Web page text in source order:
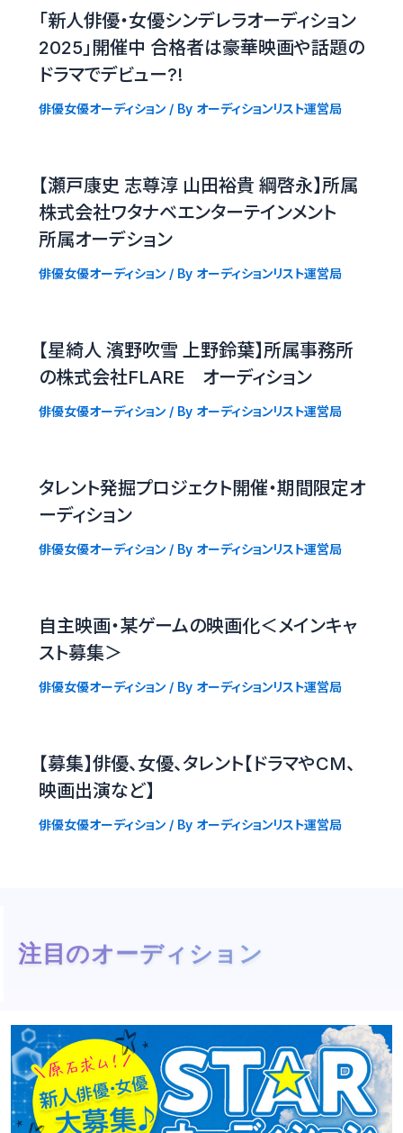
「新人俳優・女優シンデレラオーディション
2025」開催中 合格者は豪華映画や話題の
ドラマでデビュー?!
俳優女優オーディション/ By オーディションリスト運営局
【瀬戸康史 志尊淳 山田裕貴 綱啓永】所属
株式会社ワタナベエンターテインメント
所属オーデション
俳優女優オーディション/ By オーディションリスト運営局
【星綺人 濱野吹雪 上野鈴葉】所属事務所
の株式会社FLARE オーディション
俳優女優オーディション/ By オーディションリスト運営局
タレント発掘プロジェクト開催・期間限定オ
ーディション
俳優女優オーディション/ By オーディションリスト運営局
自主映画・某ゲームの映画化＜メインキャ
スト募集＞
俳優女優オーディション/ By オーディションリスト運営局
【募集】俳優、女優、タレント【ドラマやCM、
映画出演など】
俳優女優オーディション/ By オーディションリスト運営局
注目のオーディション